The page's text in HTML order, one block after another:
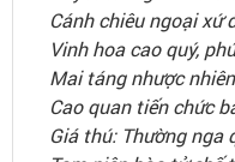
Cánh chiêu ngoại xứ
Vinh hoa cao quý,
Mai táng nhược
Cao quan tiến chức
Giá thú: Thường nga